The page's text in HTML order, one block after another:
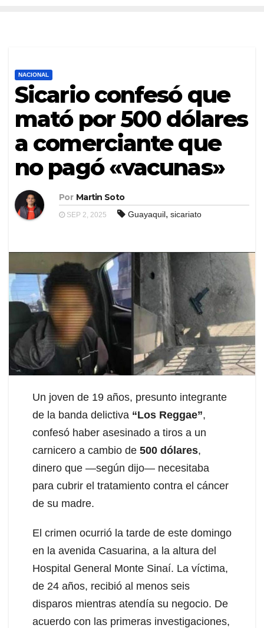
NACIONAL
Sicario confesó que
mató por 500 dólares
a comerciante que
no pagó «vacunas»
Por Martin Soto
SEP 2, 2025 Guayaquil, sicariato
Un joven de 19 años, presunto integrante
de la banda delictiva “Los Reggae”,
confesó haber asesinado a tiros a un
carnicero a cambio de 500 dólares,
dinero que —según dijo— necesitaba
para cubrir el tratamiento contra el cáncer
de su madre.
El crimen ocurrió la tarde de este domingo
en la avenida Casuarina, a la altura del
Hospital General Monte Sinaí. La víctima,
de 24 años, recibió al menos seis
disparos mientras atendía su negocio. De
acuerdo con las primeras investigaciones,